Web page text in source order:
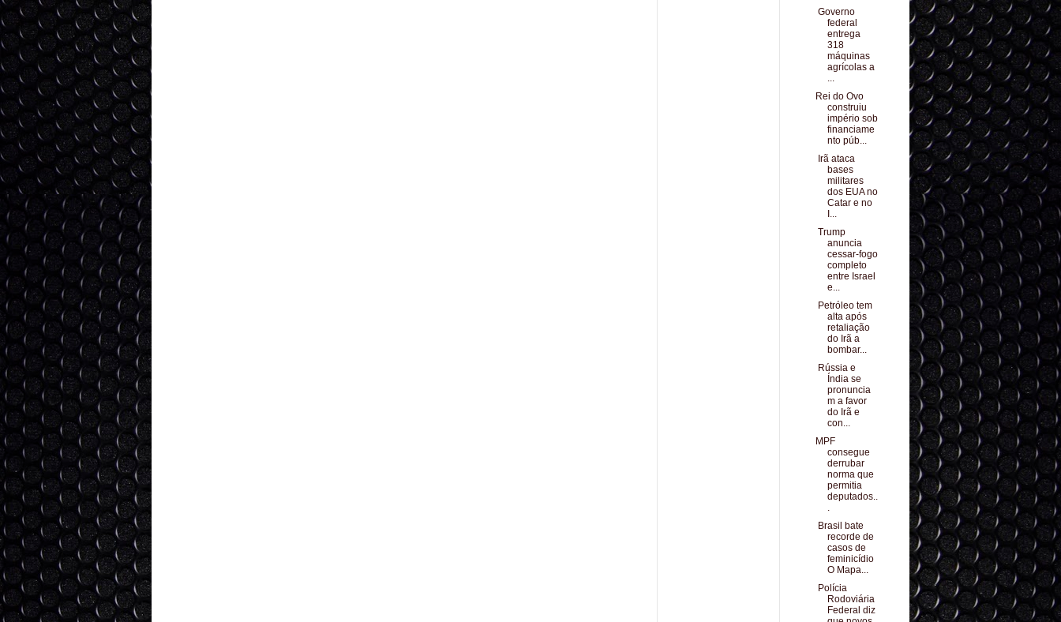
Governo
federal
entrega
318
máquinas
agrícolas a
...
Rei do Ovo
construiu
império sob
financiame
nto púb...
Irã ataca
bases
militares
dos EUA no
Catar e no
I...
Trump
anuncia
cessar-fogo
completo
entre Israel
e...
Petróleo tem
alta após
retaliação
do Irã a
bombar...
Rússia e
Índia se
pronuncia
m a favor
do Irã e
con...
MPF
consegue
derrubar
norma que
permitia
deputados..
.
Brasil bate
recorde de
casos de
feminicídio
O Mapa...
Polícia
Rodoviária
Federal diz